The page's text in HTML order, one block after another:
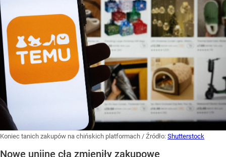
Koniec tanich zakupów na chińskich platformach / Źródło: Shutterstock
Nowe unijne cła zmieniły zakupowe